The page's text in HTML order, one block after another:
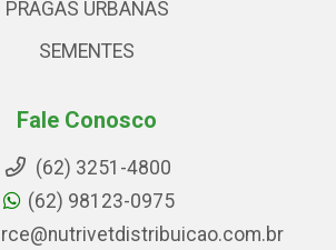
PRAGAS URBANAS
SEMENTES
Fale Conosco
(62) 3251-4800
(62) 98123-0975